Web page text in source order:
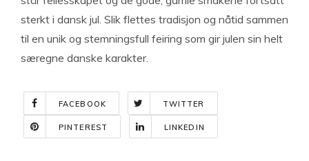
sterkt i dansk jul. Slik flettes tradisjon og nåtid sammen
til en unik og stemningsfull feiring som gir julen sin helt
særegne danske karakter.
FACEBOOK TWITTER
PINTEREST LINKEDIN